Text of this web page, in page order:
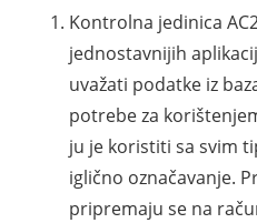
Kontrolna jedinica
jednostavnijih
uvažati podatke iz
potrebe za
ju je koristiti sa svim
iglično označavanje.
pripremaju se na